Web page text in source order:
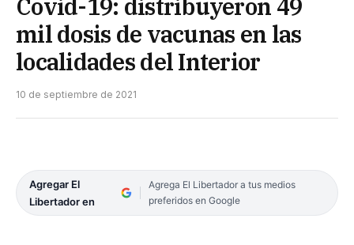
mil dosis de vacunas en las
localidades del Interior
10 de septiembre de 2021
Agregar El
Libertador en
Agrega El Libertador a tus medios
preferidos en Google